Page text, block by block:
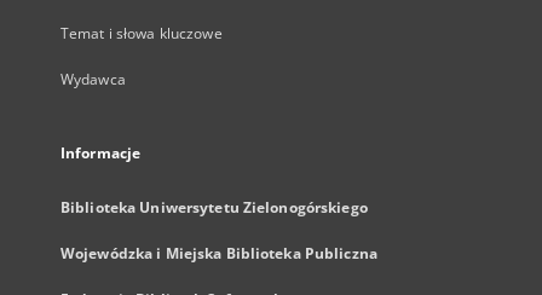
Temat i słowa kluczowe
Wydawca
Informacje
Biblioteka Uniwersytetu Zielonogórskiego
Wojewódzka i Miejska Biblioteka Publiczna